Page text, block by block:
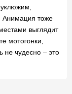
Анимация тоже
выглядит
мотогонки,
не чудесно – это